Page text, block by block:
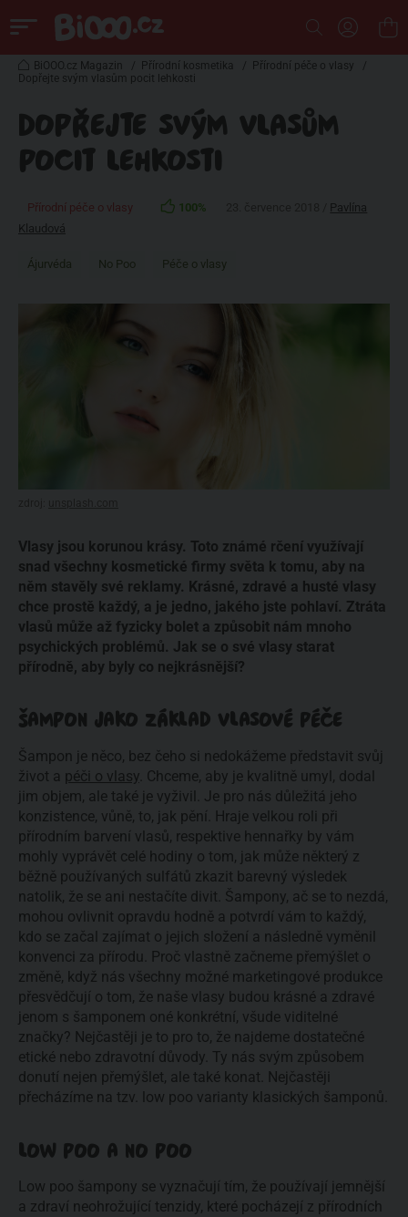
BiOOO.cz Magazin / Přírodní kosmetika / Přírodní péče o vlasy
/
Dopřejte svým vlasům pocit lehkosti
DOPŘEJTE SVÝM VLASŮM
POCIT LEHKOSTI
Přírodní péče o vlasy 100%
Pavlína
Klaudová
Ájurvéda No Poo Péče o vlasy
Vlasy jsou korunou krásy. Toto známé rčení využívají
snad všechny kosmetické firmy světa k tomu, aby na
něm stavěly své reklamy. Krásné, zdravé a husté vlasy
chce prostě každý, a je jedno, jakého jste pohlaví. Ztráta
vlasů může až fyzicky bolet a způsobit nám mnoho
psychických problémů. Jak se o své vlasy starat
přírodně, aby byly co nejkrásnější?
ŠAMPON JAKO ZÁKLAD VLASOVÉ PÉČE
Šampon je něco, bez čeho si nedokážeme představit svůj
život a péči o vlasy . Chceme, aby je kvalitně umyl, dodal
jim objem, ale také je vyživil. Je pro nás důležitá jeho
konzistence, vůně, to, jak pění. Hraje velkou roli při
přírodním barvení vlasů, respektive hennařky by vám
mohly vyprávět celé hodiny o tom, jak může některý z
běžně používaných sulfátů zkazit barevný výsledek
natolik, že se ani nestačíte divit. Šampony, ač se to nezdá,
mohou ovlivnit opravdu hodně a potvrdí vám to každý,
kdo se začal zajímat o jejich složení a následně vyměnil
konvenci za přírodu. Proč vlastně začneme přemýšlet o
změně, když nás všechny možné marketingové produkce
přesvědčují o tom, že naše vlasy budou krásné a zdravé
jenom s šamponem oné konkrétní, všude viditelné
značky? Nejčastěji je to pro to, že najdeme dostatečné
etické nebo zdravotní důvody. Ty nás svým způsobem
donutí nejen přemýšlet, ale také konat. Nejčastěji
přecházíme na tzv. low poo varianty klasických šamponů.
LOW POO A NO POO
Low poo šampony se vyznačují tím, že používají jemnější
a zdraví neohrožující tenzidy, které pocházejí z přírodních